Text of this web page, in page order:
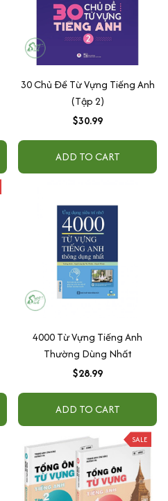
30 Chủ Đề Từ Vựng Tiếng Anh
(Tập 2)
$30.99
ADD TO CART
4000 Từ Vựng Tiếng Anh
Thường Dùng Nhất
$28.99
ADD TO CART
SALE